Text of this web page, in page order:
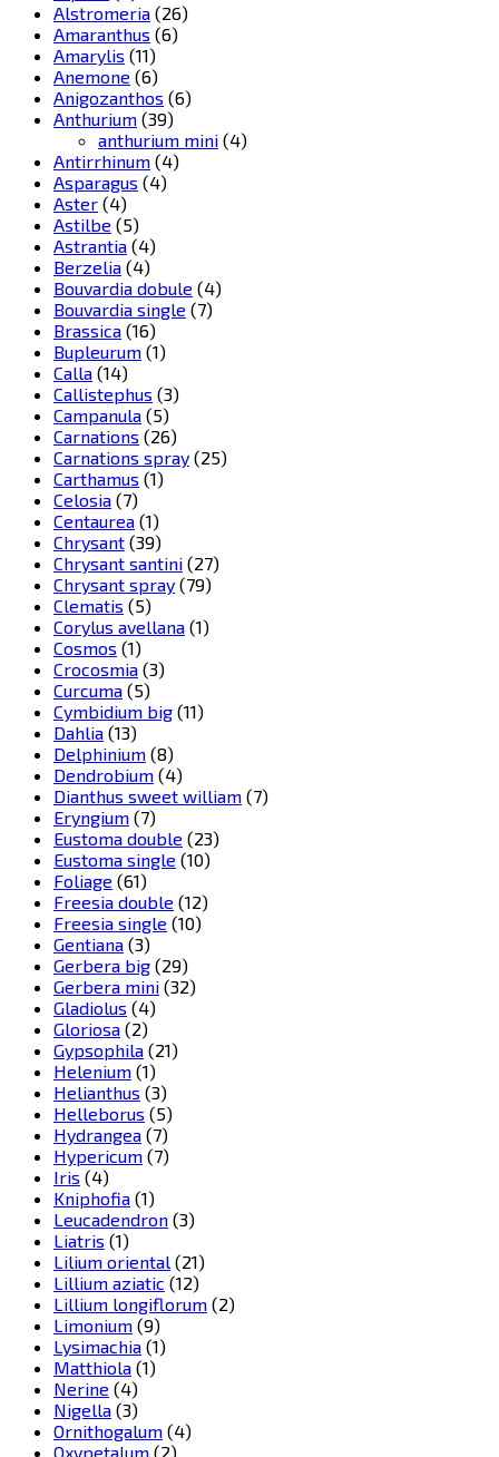
Alstromeria (26)
Amaranthus (6)
Amarylis (11)
Anemone (6)
Anigozanthos (6)
Anthurium (39)
anthurium mini (4)
Antirrhinum (4)
Asparagus (4)
Aster (4)
Astilbe (5)
Astrantia (4)
Berzelia (4)
Bouvardia dobule (4)
Bouvardia single (7)
Brassica (16)
Bupleurum (1)
Calla (14)
Callistephus (3)
Campanula (5)
Carnations (26)
Carnations spray (25)
Carthamus (1)
Celosia (7)
Centaurea (1)
Chrysant (39)
Chrysant santini (27)
Chrysant spray (79)
Clematis (5)
Corylus avellana (1)
Cosmos (1)
Crocosmia (3)
Curcuma (5)
Cymbidium big (11)
Dahlia (13)
Delphinium (8)
Dendrobium (4)
Dianthus sweet william (7)
Eryngium (7)
Eustoma double (23)
Eustoma single (10)
Foliage (61)
Freesia double (12)
Freesia single (10)
Gentiana (3)
Gerbera big (29)
Gerbera mini (32)
Gladiolus (4)
Gloriosa (2)
Gypsophila (21)
Helenium (1)
Helianthus (3)
Helleborus (5)
Hydrangea (7)
Hypericum (7)
Iris (4)
Kniphofia (1)
Leucadendron (3)
Liatris (1)
Lilium oriental (21)
Lillium aziatic (12)
Lillium longiflorum (2)
Limonium (9)
Lysimachia (1)
Matthiola (1)
Nerine (4)
Nigella (3)
Ornithogalum (4)
Oxypetalum (2)